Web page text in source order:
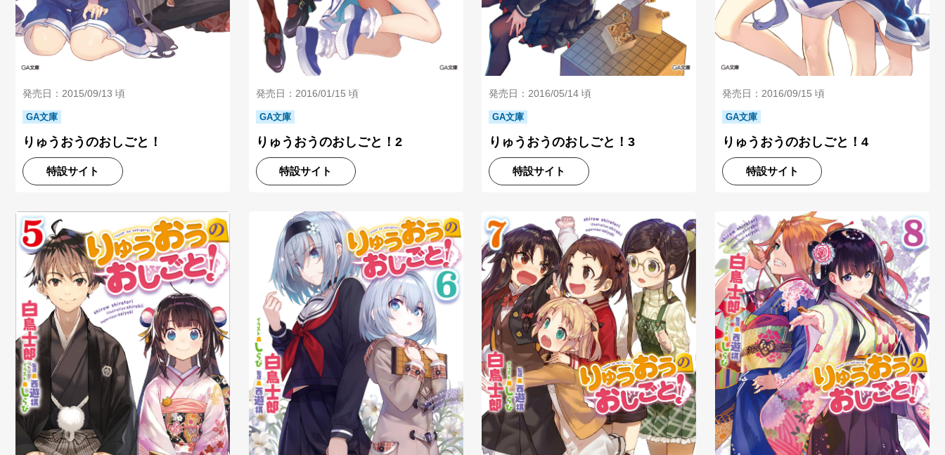
発売日：2015/09/13 頃
GA文庫
りゅうおうのおしごと！
特設サイト
発売日：2016/01/15 頃
GA文庫
りゅうおうのおしごと！2
特設サイト
発売日：2016/05/14 頃
GA文庫
りゅうおうのおしごと！3
特設サイト
発売日：2016/09/15 頃
GA文庫
りゅうおうのおしごと！4
特設サイト